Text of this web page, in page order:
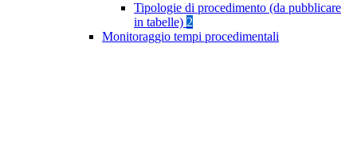
Tipologie di procedimento (da pubblicare
in tabelle) 2
Monitoraggio tempi procedimentali